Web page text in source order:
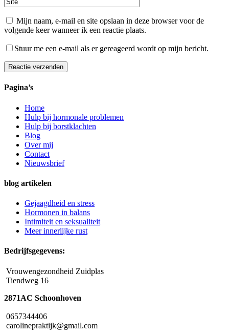
Mijn naam, e-mail en site opslaan in deze browser voor de
volgende keer wanneer ik een reactie plaats.
Stuur me een e-mail als er gereageerd wordt op mijn bericht.
Reactie verzenden
Pagina’s
Home
Hulp bij hormonale problemen
Hulp bij borstklachten
Blog
Over mij
Contact
Nieuwsbrief
blog artikelen
Gejaagdheid en stress
Hormonen in balans
Intimiteit en seksualiteit
Meer innerlijke rust
Bedrijfsgegevens:
Vrouwengezondheid Zuidplas
Tiendweg 16
2871AC Schoonhoven
0657344406
carolinepraktijk@gmail.com